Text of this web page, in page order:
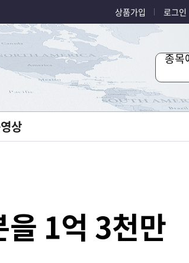
상품가입 로그인
종목
상
1억 3천만